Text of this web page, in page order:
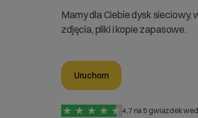
Mamy dla Ciebie dysk
zdjęcia, pliki i kopie zapasowe.
Uruchom
4,7 na 5 gwiazdek